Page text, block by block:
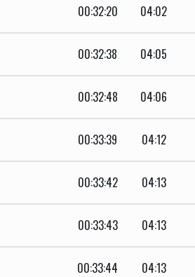
00:32:20 04:02
00:32:38 04:05
00:32:48 04:06
00:33:39 04:12
00:33:42 04:13
00:33:43 04:13
00:33:44 04:13